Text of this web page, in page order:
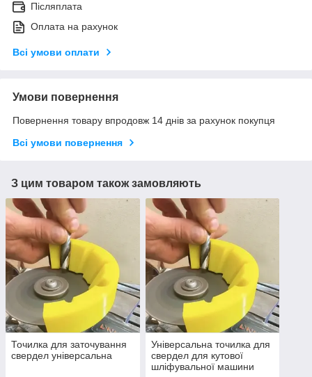
Післяплата
Оплата на рахунок
Всі умови оплати
Умови повернення
Повернення товару впродовж 14 днів за рахунок покупця
Всі умови повернення
З цим товаром також замовляють
Точилка для заточування
свердел універсальна
Універсальна точилка для
свердел для кутової
шліфувальної машини